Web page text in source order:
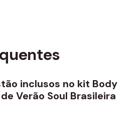
inclusos no kit Body
Verão Soul Brasileira